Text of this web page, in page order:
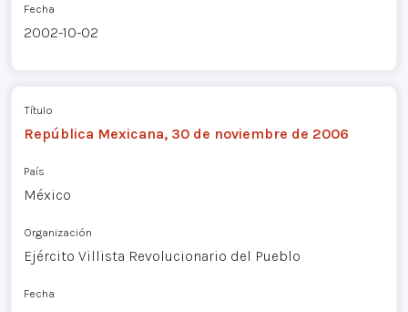
Fecha
2002-10-02
Título
República Mexicana, 30 de noviembre de 2006
País
México
Organización
Ejército Villista Revolucionario del Pueblo
Fecha